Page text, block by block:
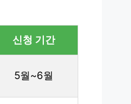
신청 기간
5월~6월